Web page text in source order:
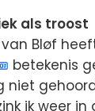
als troost
Bløf
betekenis
niet
ik weer in